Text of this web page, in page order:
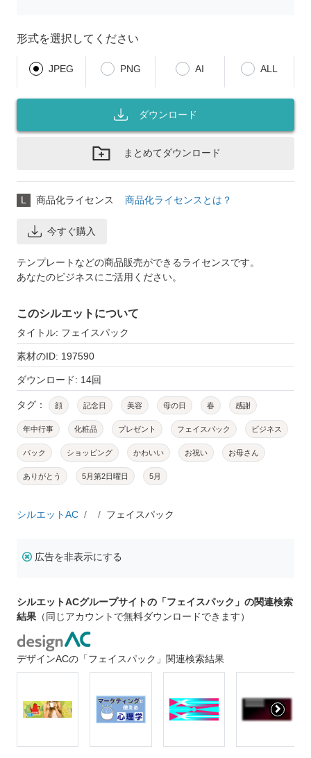
形式を選択してください
JPEG PNG AI ALL
ダウンロード
まとめてダウンロード
L 商品化ライセンス 商品化ライセンスとは？
今すぐ購入
テンプレートなどの商品販売ができるライセンスです。
あなたのビジネスにご活用ください。
このシルエットについて
タイトル: フェイスパック
素材のID: 197590
ダウンロード: 14回
タグ： 顔 記念日 美容 母の日 春 感謝
年中行事 化粧品 プレゼント フェイスパック ビジネス
パック ショッピング かわいい お祝い お母さん
ありがとう 5月第2日曜日 5月
シルエットAC フェイスパック
広告を非表示にする
シルエットACグループサイトの「フェイスパック」の関連検索
結果 （同じアカウントで無料ダウンロードできます）
デザインACの「フェイスパック」関連検索結果